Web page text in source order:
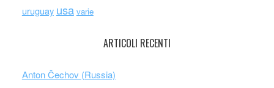
uruguay usa varie
ARTICOLI RECENTI
Anton Čechov (Russia)